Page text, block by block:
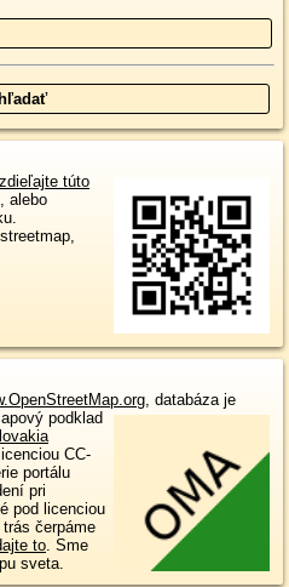
zdieľajte túto
, alebo
, databáza je
podklad
CC-
portálu
pri
pod licenciou
čerpáme
to. Sme
sveta.